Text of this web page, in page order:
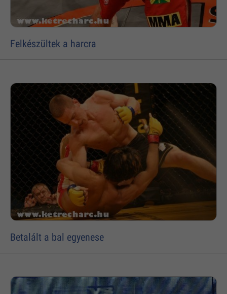
Felkészültek a harcra
Betalált a bal egyenese